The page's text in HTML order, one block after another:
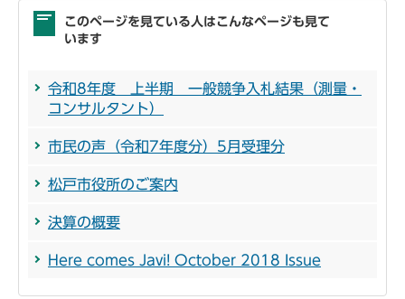
このページを見ている人はこんなページも見て
います
令和8年度 上半期 一般競争入札結果（測量・
コンサルタント）
市民の声（令和7年度分）5月受理分
松戸市役所のご案内
決算の概要
Here comes Javi! October 2018 Issue